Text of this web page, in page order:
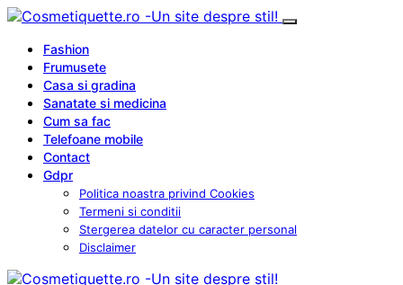
Fashion
Frumusete
Casa si gradina
Sanatate si medicina
Cum sa fac
Telefoane mobile
Contact
Gdpr
Politica noastra privind Cookies
Termeni si conditii
Stergerea datelor cu caracter personal
Disclaimer